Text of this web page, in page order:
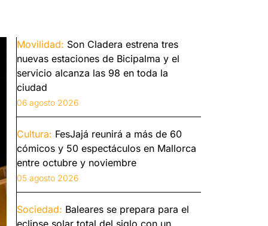
Movilidad: Son Cladera estrena tres
nuevas estaciones de Bicipalma y el
servicio alcanza las 98 en toda la
ciudad
06 agosto 2026
Cultura: FesJajá reunirá a más de 60
cómicos y 50 espectáculos en Mallorca
entre octubre y noviembre
05 agosto 2026
Sociedad: Baleares se prepara para el